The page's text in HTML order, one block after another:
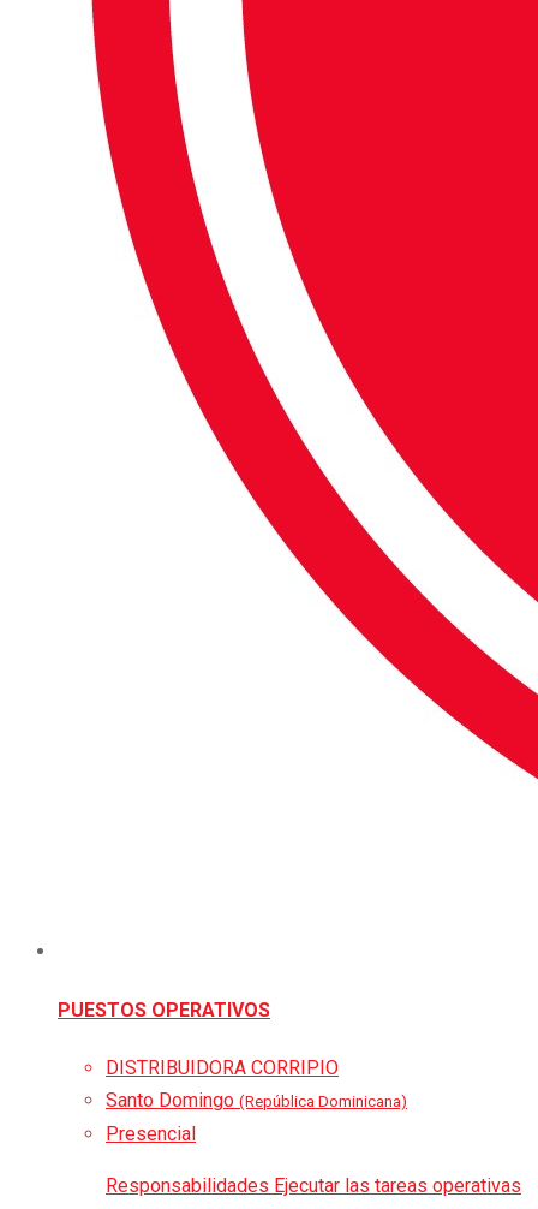
PUESTOS OPERATIVOS
DISTRIBUIDORA CORRIPIO
Santo Domingo (República Dominicana)
Presencial
Responsabilidades Ejecutar las tareas operativas